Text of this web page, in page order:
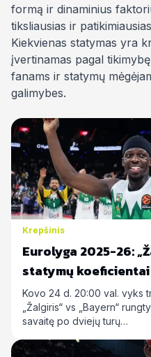
formą ir dinaminius
tiksliausias ir
Kiekvienas statymas yra
įvertinamas pagal
fanams ir statymų
galimybes.
Krepšinis
Eurolyga 2025-26:
statymų koeficientai
Kovo 24 d. 20:00 val. vyks
„Žalgiris“ vs „Bayern“
savaitę po dviejų turų…